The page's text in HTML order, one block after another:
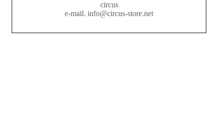
circus
e-mail. info@circus-store.net